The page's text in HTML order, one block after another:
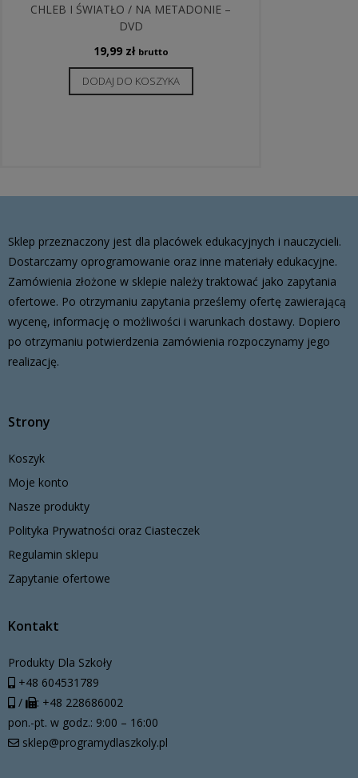
CHLEB I ŚWIATŁO / NA METADONIE –
DVD
19,99 zł brutto
DODAJ DO KOSZYKA
Sklep przeznaczony jest dla placówek edukacyjnych i nauczycieli.
Dostarczamy oprogramowanie oraz inne materiały edukacyjne.
Zamówienia złożone w sklepie należy traktować jako zapytania
ofertowe. Po otrzymaniu zapytania prześlemy ofertę zawierającą
wycenę, informację o możliwości i warunkach dostawy. Dopiero
po otrzymaniu potwierdzenia zamówienia rozpoczynamy jego
realizację.
Strony
Koszyk
Moje konto
Nasze produkty
Polityka Prywatności oraz Ciasteczek
Regulamin sklepu
Zapytanie ofertowe
Kontakt
Produkty Dla Szkoły
+48 604531789
/
: +48 228686002
pon.-pt. w godz.: 9:00 – 16:00
sklep@programydlaszkoly.pl